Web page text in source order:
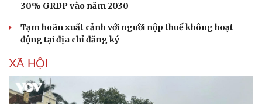
30% GRDP vào năm 2030
Tạm hoãn xuất cảnh với người nộp thuế không hoạt
động tại địa chỉ đăng ký
XÃ HỘI